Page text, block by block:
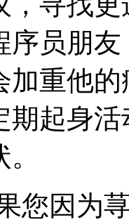
序员朋
加重他
期起身
您因为